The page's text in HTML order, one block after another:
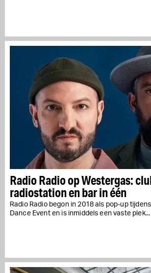
Radio Radio op Westergas:
radiostation en bar in één
Radio Radio begon in 2018 als pop-up
Dance Event en is inmiddels een vaste plek...